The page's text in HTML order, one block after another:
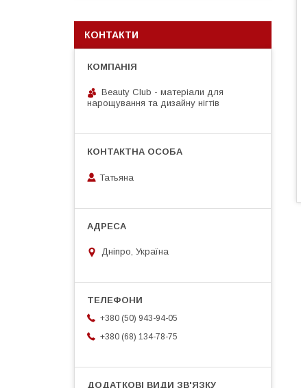
КОНТАКТИ
Beauty Club - матеріали для
нарощування та дизайну нігтів
Татьяна
Дніпро, Україна
+380 (50) 943-94-05
+380 (68) 134-78-75